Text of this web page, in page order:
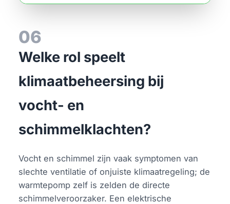
06
Welke rol speelt
klimaatbeheersing bij
vocht- en
schimmelklachten?
Vocht en schimmel zijn vaak symptomen van
slechte ventilatie of onjuiste klimaatregeling; de
warmtepomp zelf is zelden de directe
schimmelveroorzaker. Een elektrische